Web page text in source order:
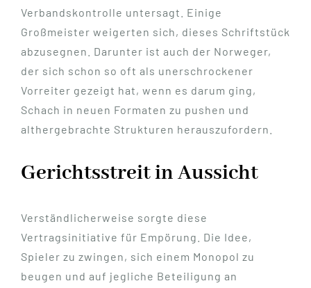
Verbandskontrolle untersagt. Einige
Großmeister weigerten sich, dieses Schriftstück
abzusegnen. Darunter ist auch der Norweger,
der sich schon so oft als unerschrockener
Vorreiter gezeigt hat, wenn es darum ging,
Schach in neuen Formaten zu pushen und
althergebrachte Strukturen herauszufordern.
Gerichtsstreit in Aussicht
Verständlicherweise sorgte diese
Vertragsinitiative für Empörung. Die Idee,
Spieler zu zwingen, sich einem Monopol zu
beugen und auf jegliche Beteiligung an